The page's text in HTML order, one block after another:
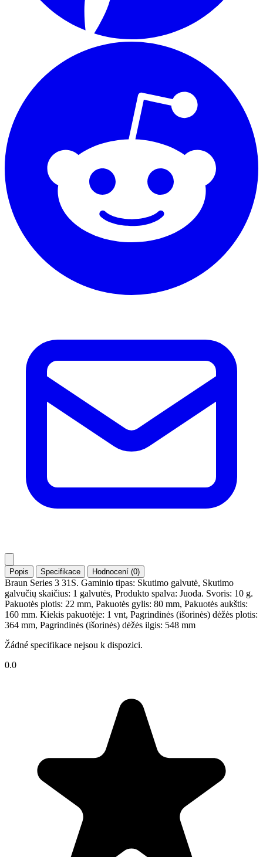
Popis Specifikace Hodnocení (0)
Braun Series 3 31S. Gaminio tipas: Skutimo galvutė, Skutimo
galvučių skaičius: 1 galvutės, Produkto spalva: Juoda. Svoris: 10 g.
Pakuotės plotis: 22 mm, Pakuotės gylis: 80 mm, Pakuotės aukštis:
160 mm. Kiekis pakuotėje: 1 vnt, Pagrindinės (išorinės) dėžės plotis:
364 mm, Pagrindinės (išorinės) dėžės ilgis: 548 mm
Žádné specifikace nejsou k dispozici.
0.0